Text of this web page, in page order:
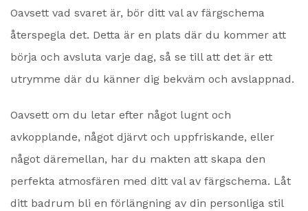
Oavsett vad svaret är, bör ditt val av färgschema
återspegla det. Detta är en plats där du kommer att
börja och avsluta varje dag, så se till att det är ett
utrymme där du känner dig bekväm och avslappnad.
Oavsett om du letar efter något lugnt och
avkopplande, något djärvt och uppfriskande, eller
något däremellan, har du makten att skapa den
perfekta atmosfären med ditt val av färgschema. Låt
ditt badrum bli en förlängning av din personliga stil